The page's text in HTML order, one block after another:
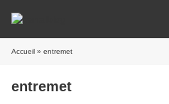
Accueil » entremet
entremet